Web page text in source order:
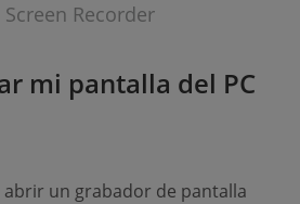
Recorder
mi pantalla del PC
un grabador de pantalla